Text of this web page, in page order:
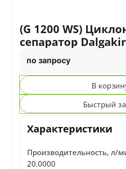
(G 1200 WS)
сепаратор
по запросу
В
Быстрый
Характеристики
Производительность, л/
20.0000